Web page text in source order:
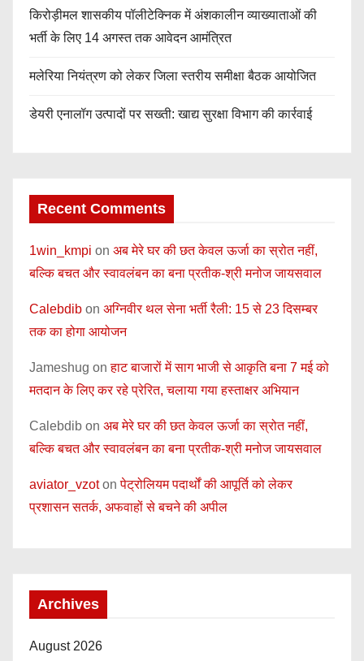
किरोड़ीमल शासकीय पॉलीटेक्निक में अंशकालीन व्याख्याताओं की
भर्ती के लिए 14 अगस्त तक आवेदन आमंत्रित
मलेरिया नियंत्रण को लेकर जिला स्तरीय समीक्षा बैठक आयोजित
डेयरी एनालॉग उत्पादों पर सख्ती: खाद्य सुरक्षा विभाग की कार्रवाई
Recent Comments
1win_kmpi on अब मेरे घर की छत केवल ऊर्जा का स्रोत नहीं,
बल्कि बचत और स्वावलंबन का बना प्रतीक-श्री मनोज जायसवाल
Calebdib on अग्निवीर थल सेना भर्ती रैली: 15 से 23 दिसम्बर
तक का होगा आयोजन
Jameshug onहाट बाजारों में साग भाजी से आकृति बना 7 मई को
मतदान के लिए कर रहे प्रेरित, चलाया गया हस्ताक्षर अभियान
Calebdib on अब मेरे घर की छत केवल ऊर्जा का स्रोत नहीं,
बल्कि बचत और स्वावलंबन का बना प्रतीक-श्री मनोज जायसवाल
aviator_vzotonपेट्रोलियम पदार्थों की आपूर्ति को लेकर
प्रशासन सतर्क, अफवाहों से बचने की अपील
Archives
August 2026